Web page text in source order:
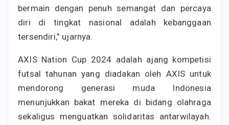
bermain dengan penuh semangat dan percaya
diri di tingkat nasional adalah kebanggaan
tersendiri,” ujarnya.
AXIS Nation Cup 2024 adalah ajang kompetisi
futsal tahunan yang diadakan oleh AXIS untuk
mendorong generasi muda Indonesia
menunjukkan bakat mereka di bidang olahraga
sekaligus menguatkan solidaritas antarwilayah.